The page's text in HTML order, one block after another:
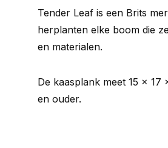
Tender Leaf is een Brits
herplanten elke boom die
en materialen.
De kaasplank meet 15 x
en ouder.